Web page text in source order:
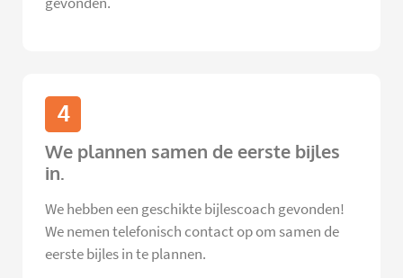
4
We plannen samen de eerste bijles
in.
We hebben een geschikte bijlescoach gevonden!
We nemen telefonisch contact op om samen de
eerste bijles in te plannen.